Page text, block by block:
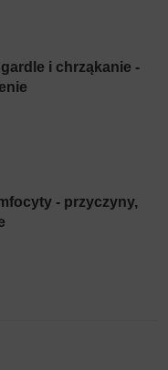
i chrząkanie -
- przyczyny,